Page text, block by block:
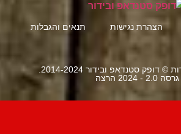
הצהרת נגישות תנאים והגבלות
דופק סטנדאפ ובידור 2014-2024.
גרסה 2.0 - 2024 הרצה